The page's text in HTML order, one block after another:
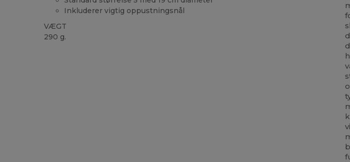
Inkluderer vigtig oppustningsnål
VÆGT
290 g.